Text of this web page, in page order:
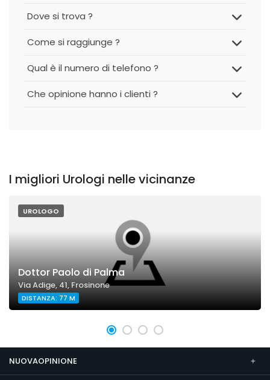
Dove si trova ?
Come si raggiunge ?
Qual è il numero di telefono ?
Che opinione hanno i clienti ?
I migliori Urologi nelle vicinanze
UROLOGO
Dottor Paolo di Palma
Via Adige, 41, Frosinone
DISTANZA: 77 M
NUOVAOPINIONE